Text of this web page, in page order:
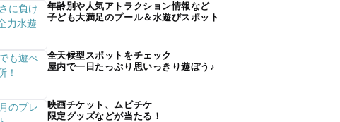
年齢別や人気アトラクション情報など
子ども大満足のプール＆水遊びスポット
全天候型スポットをチェック
屋内で一日たっぷり思いっきり遊ぼう♪
映画チケット、ムビチケ
限定グッズなどが当たる！